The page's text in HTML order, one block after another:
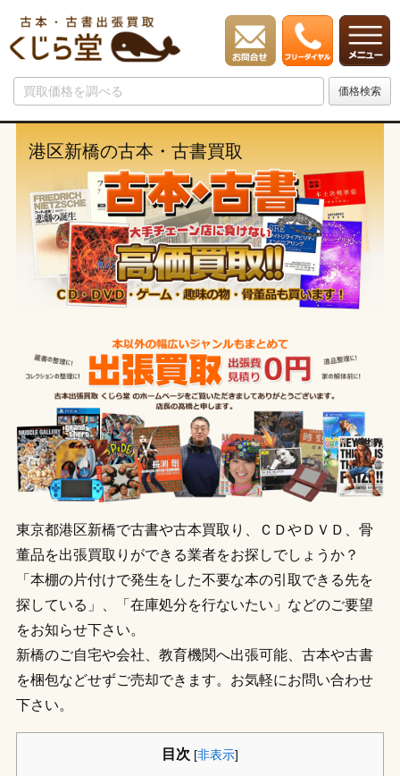
港区新橋の古本・古書買取
東京都港区新橋で古書や古本買取り、ＣＤやＤＶＤ、骨
董品を出張買取りができる業者をお探しでしょうか？
「本棚の片付けで発生をした不要な本の引取できる先を
探している」、「在庫処分を行ないたい」などのご要望
をお知らせ下さい。
新橋のご自宅や会社、教育機関へ出張可能、古本や古書
を梱包などせずご売却できます。お気軽にお問い合わせ
下さい。
目次 [非表示]